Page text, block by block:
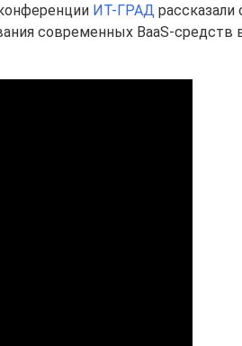
ИТ-ГРАД рассказали
современных BaaS-средств